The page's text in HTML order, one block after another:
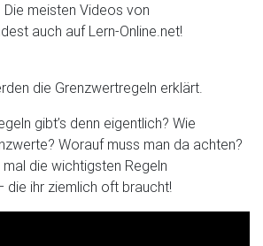
Die meisten Videos von
auch auf Lern-Online.net!
die Grenzwertregeln erklärt.
gibt’s denn eigentlich? Wie
Worauf muss man da achten?
die wichtigsten Regeln
die ihr ziemlich oft braucht!